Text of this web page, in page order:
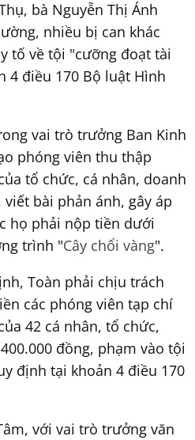
bà Nguyễn Thị Ánh
nhiều bị can khác
tố về tội "cưỡng đoạt tài
4 điều 170 Bộ luật Hình
vai trò trưởng Ban Kinh
phóng viên thu thập
tổ chức, cá nhân, doanh
bài phản ánh, gây áp
họ phải nộp tiền dưới
trình "Cây chổi vàng".
Toàn phải chịu trách
các phóng viên tạp chí
42 cá nhân, tổ chức,
đồng, phạm vào tội
định tại khoản 4 điều 170
với vai trò trưởng văn